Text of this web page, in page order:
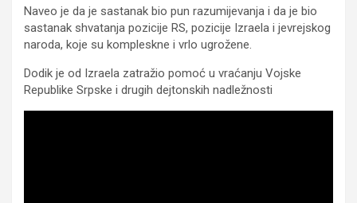
Naveo je da je sastanak bio pun razumijevanja i da je bio
sastanak shvatanja pozicije RS, pozicije Izraela i jevrejskog
naroda, koje su kompleskne i vrlo ugrožene.
Dodik je od Izraela zatražio pomoć u vraćanju Vojske
Republike Srpske i drugih dejtonskih nadležnosti